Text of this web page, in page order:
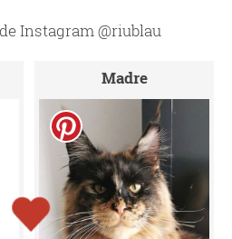
Instagram @riublau
Madre